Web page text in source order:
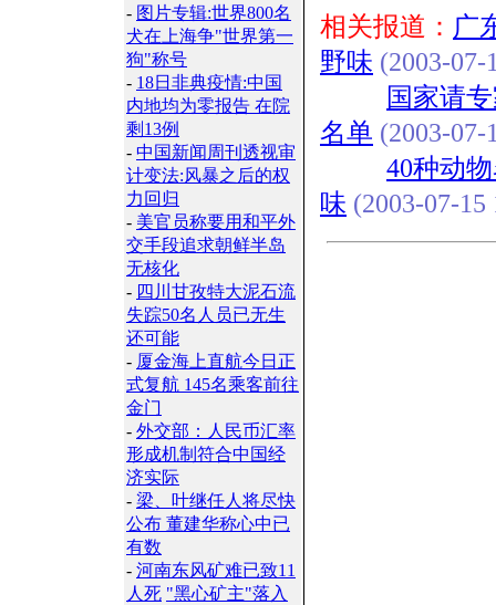
- 图片专辑:世界800名
犬在上海争"世界第一
狗"称号
- 18日非典疫情:中国
内地均为零报告 在院
剩13例
- 中国新闻周刊透视审
计变法:风暴之后的权
力回归
- 美官员称要用和平外
交手段追求朝鲜半岛
无核化
- 四川甘孜特大泥石流
失踪50名人员已无生
还可能
- 厦金海上直航今日正
式复航 145名乘客前往
金门
- 外交部：人民币汇率
形成机制符合中国经
济实际
- 梁、叶继任人将尽快
公布 董建华称心中已
有数
- 河南东风矿难已致11
人死 "黑心矿主"落入
相关报道： 广
野味 (2003-07-
国家请
名单 (2003-07-
40种动
味 (2003-07-15